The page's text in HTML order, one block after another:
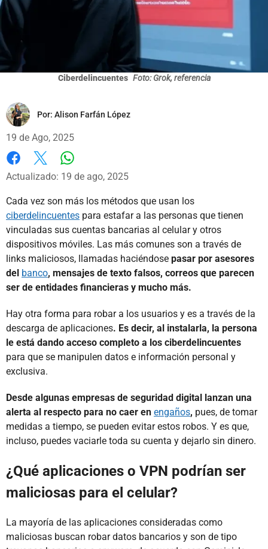
Ciberdelincuentes Foto: Grok, referencia
Por: Alison Farfán López
19 de Ago, 2025
Facebook
X
Actualizado: 19 de ago, 2025
Cada vez son más los métodos que usan los
ciberdelincuentes para estafar a las personas que tienen
vinculadas sus cuentas bancarias al celular y otros
dispositivos móviles. Las más comunes son a través de
links maliciosos, llamadas haciéndose pasar por asesores
del banco, mensajes de texto falsos, correos que parecen
ser de entidades financieras y mucho más.
Hay otra forma para robar a los usuarios y es a través de la
descarga de aplicaciones. Es decir, al instalarla, la persona
le está dando acceso completo a los ciberdelincuentes
para que se manipulen datos e información personal y
exclusiva.
Desde algunas empresas de seguridad digital lanzan una
alerta al respecto para no caer en engaños, pues, de tomar
medidas a tiempo, se pueden evitar estos robos. Y es que,
incluso, puedes vaciarle toda su cuenta y dejarlo sin dinero.
¿Qué aplicaciones o VPN podrían ser
maliciosas para el celular?
La mayoría de las aplicaciones consideradas como
maliciosas buscan robar datos bancarios y son de tipo